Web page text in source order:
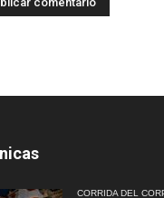
CORRIDA DEL